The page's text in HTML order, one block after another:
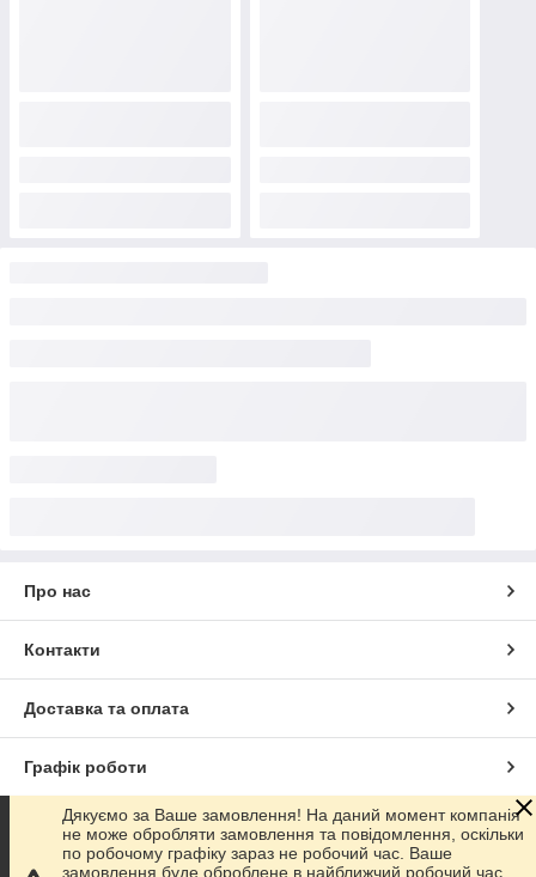
Про нас
Контакти
Доставка та оплата
Графік роботи
Повна версія сайту
Дякуємо за Ваше замовлення! На даний момент компанія
не може обробляти замовлення та повідомлення, оскільки
по робочому графіку зараз не робочий час. Ваше
замовлення буде оброблене в найближчий робочий час.